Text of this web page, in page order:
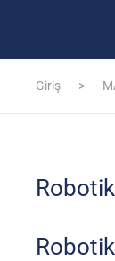
Giriş
Robotik